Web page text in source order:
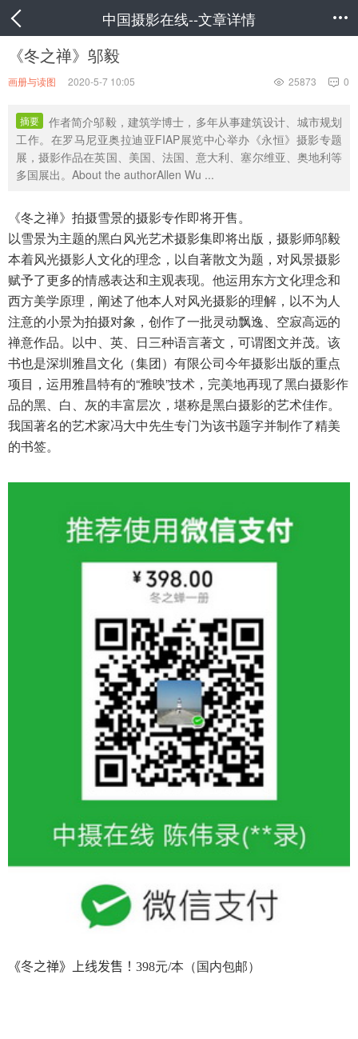
中国摄影在线--文章详情 
《冬之禅》邬毅
画册与读图 2020-5-7 10:05  25873  0
摘要
作者简介邬毅，建筑学博士，多年从事建筑设计、城市规划
工作。在罗马尼亚奥拉迪亚FIAP展览中心举办《永恒》摄影专题
展，摄影作品在英国、美国、法国、意大利、塞尔维亚、奥地利等
多国展出。About the authorAllen Wu ...
《冬之禅》拍摄雪景的摄影专作即将开售。
以雪景为主题的黑白风光艺术摄影集即将出版，摄影师邬毅
本着风光摄影人文化的理念，以自著散文为题，对风景摄影
赋予了更多的情感表达和主观表现。他运用东方文化理念和
西方美学原理，阐述了他本人对风光摄影的理解，以不为人
注意的小景为拍摄对象，创作了一批灵动飘逸、空寂高远的
禅意作品。以中、英、日三种语言著文，可谓图文并茂。该
书也是深圳雅昌文化（集团）有限公司今年摄影出版的重点
项目，运用雅昌特有的“雅映”技术，完美地再现了黑白摄影作
品的黑、白、灰的丰富层次，堪称是黑白摄影的艺术佳作。
我国著名的艺术家冯大中先生专门为该书题字并制作了精美
的书签。
《冬之禅》上线发售！ 398元/本（国内包邮）